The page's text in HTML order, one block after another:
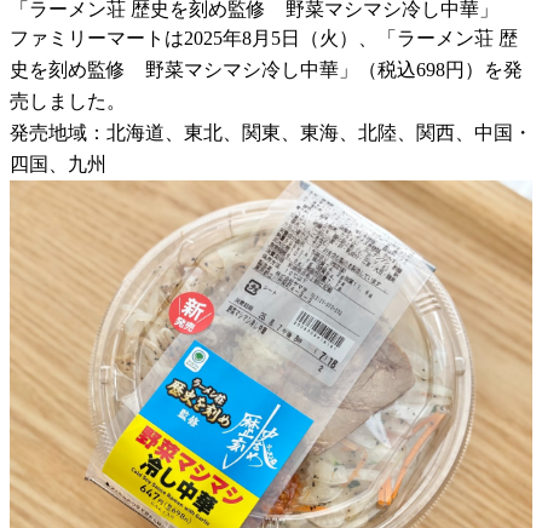
「ラーメン荘 歴史を刻め監修 野菜マシマシ冷し中華」
ファミリーマートは2025年8月5日（火）、「ラーメン荘 歴
史を刻め監修 野菜マシマシ冷し中華」（税込698円）を発
売しました。
発売地域：北海道、東北、関東、東海、北陸、関西、中国・
四国、九州